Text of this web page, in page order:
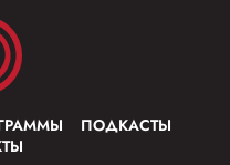
ПОДКАСТЫ